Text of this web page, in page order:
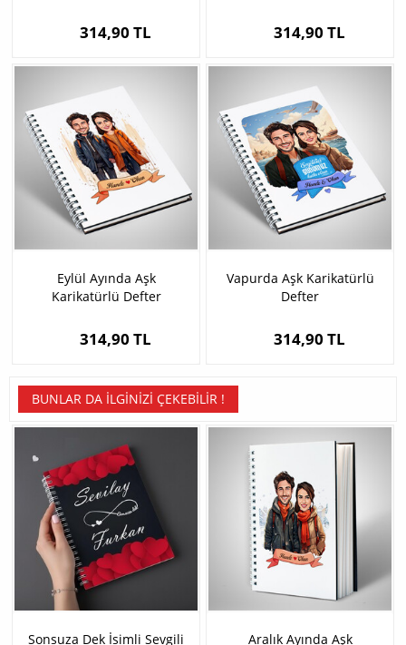
314,90 TL 314,90 TL
Eylül Ayında Aşk
Karikatürlü Defter
314,90 TL
Vapurda Aşk Karikatürlü
Defter
314,90 TL
BUNLAR DA İLGINIZI ÇEKEBILIR !
Sonsuza Dek İsimli Sevgili
Aralık Ayında Aşk